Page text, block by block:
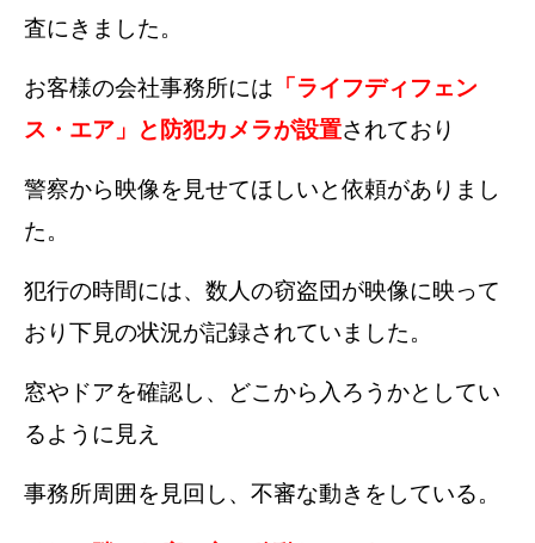
査にきました。
お客様の会社事務所には 「ライフディフェン
ス・エア」と防犯カメラが設置されており
警察から映像を見せてほしいと依頼がありまし
た。
犯行の時間には、数人の窃盗団が映像に映って
おり下見の状況が記録されていました。
窓やドアを確認し、どこから入ろうかとしてい
るように見え
事務所周囲を見回し、不審な動きをしている。